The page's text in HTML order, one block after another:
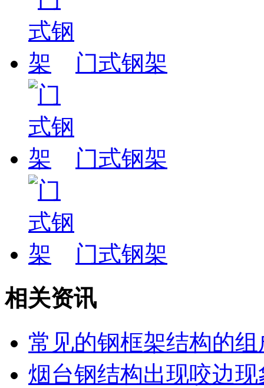
门式钢架
门式钢架
门式钢架
相关资讯
常见的钢框架结构的
烟台钢结构出现咬边